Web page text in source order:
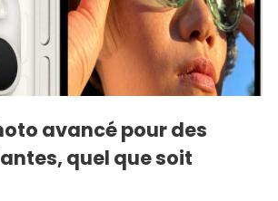
avancé pour des
quel que soit